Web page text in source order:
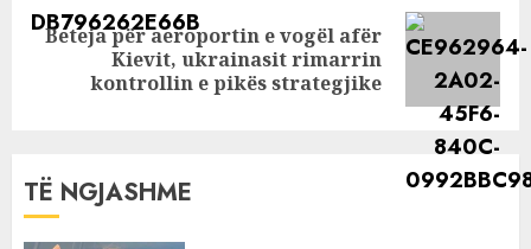
Next
Beteja për aeroportin e vogël afër
Kievit, ukrainasit rimarrin
kontrollin e pikës strategjike
TË NGJASHME